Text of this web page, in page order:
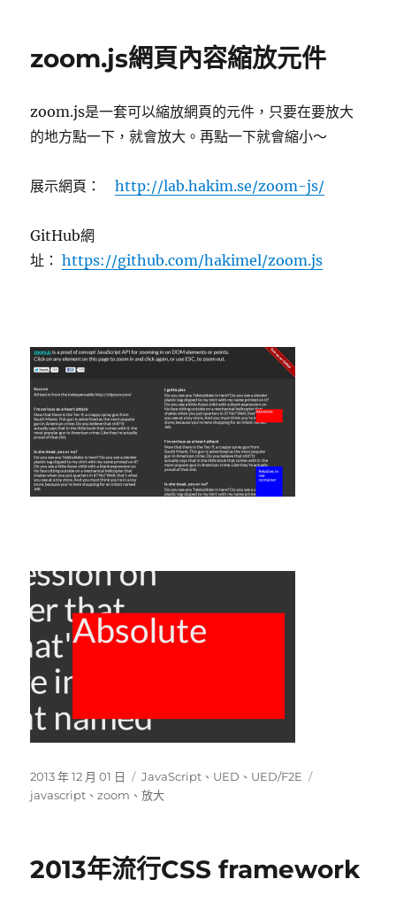
zoom.js網頁內容縮放元件
zoom.js是一套可以縮放網頁的元件，只要在要放大
的地方點一下，就會放大。再點一下就會縮小～
展示網頁：http://lab.hakim.se/zoom-js/
GitHub網
址：https://github.com/hakimel/zoom.js
發
佈
2013 年 12 月 01 日
分
類
JavaScript 、 UED 、 UED/F2E
javascript 、zoom 、放大
2013年流行CSS framework